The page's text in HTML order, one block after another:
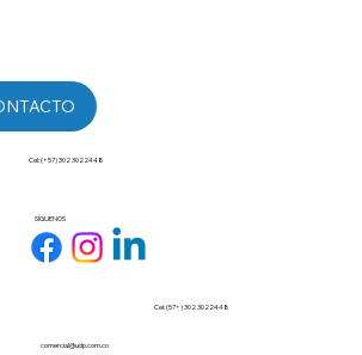
SÍGUENOS
Cel: (+57) 302 3022448
Cel: (57+) 302 3022448
comercial@udp.com.co